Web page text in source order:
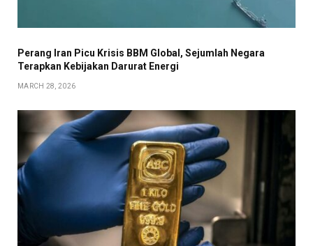
Perang Iran Picu Krisis BBM Global, Sejumlah Negara
Terapkan Kebijakan Darurat Energi
MARCH 28, 2026